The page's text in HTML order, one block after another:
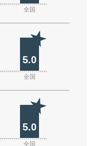
全国
5.0
全国
5.0
全国